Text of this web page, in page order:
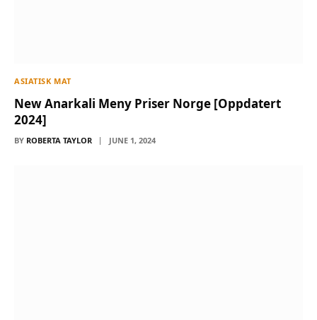
ASIATISK MAT
New Anarkali Meny Priser Norge [Oppdatert
2024]
BY ROBERTA TAYLOR JUNE 1, 2024